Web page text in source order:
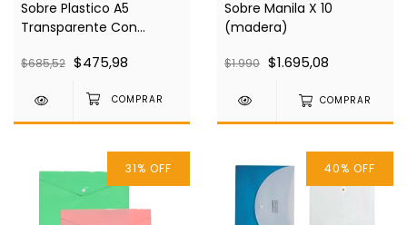
Sobre Plastico A5
Transparente Con
$685,52 $475,98
Sobre Manila X 10
(madera)
$1.990 $1.695,08
COMPRAR
31% OFF 40% OFF